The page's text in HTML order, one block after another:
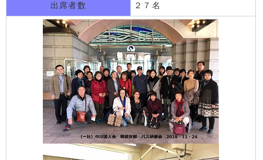
出席者数 ２７名